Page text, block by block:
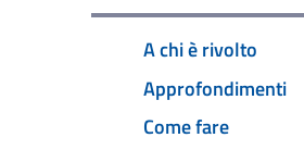
A chi è rivolto
Approfondimenti
Come fare